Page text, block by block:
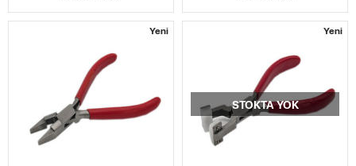
Yeni Yeni
STOKTA YOK